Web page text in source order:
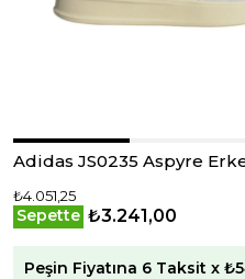
Adidas JS0235 Aspyre
₺4.051,25
Sepette ₺3.241,00
Peşin Fiyatına 6 Taksit x